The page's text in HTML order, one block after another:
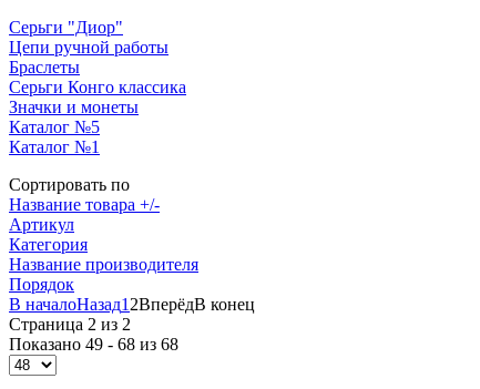
Серьги "Диор"
Цепи ручной работы
Браслеты
Серьги Конго классика
Значки и монеты
Каталог №5
Каталог №1
Сортировать по
Название товара +/-
Артикул
Категория
Название производителя
Порядок
В началоНазад1 2ВперёдВ конец
Страница 2 из 2
Показано 49 - 68 из 68